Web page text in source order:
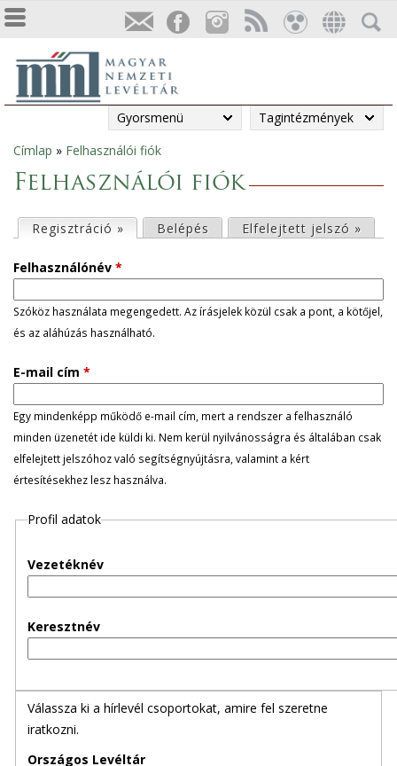
Gyorsmenü Tagintézmények
Jelenlegi
hely
Címlap » Felhasználói fiók
Felhasználói fiók
l
s
ő
d
l
e
g
e
Regisztráció » (aktív fül)
Belépés Elfelejtett jelszó »
Felhasználónév *
Szóköz használata megengedett. Az írásjelek közül csak a pont, a kötőjel,
és az aláhúzás használható.
E-mail cím *
Egy mindenképp működő e-mail cím, mert a rendszer a felhasználó
minden üzenetét ide küldi ki. Nem kerül nyilvánosságra és általában csak
elfelejtett jelszóhoz való segítségnyújtásra, valamint a kért
értesítésekhez lesz használva.
Profil adatok
Vezetéknév
Keresztnév
Válassza ki a hírlevél csoportokat, amire fel szeretne
iratkozni.
Országos Levéltár